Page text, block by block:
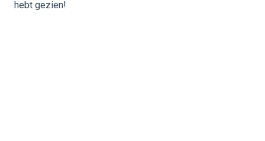
hebt gezien!